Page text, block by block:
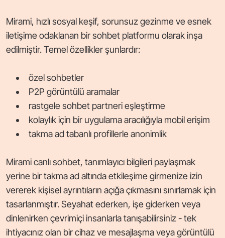
Mirami, hızlı sosyal keşif, sorunsuz gezinme ve esnek
iletişime odaklanan bir sohbet platformu olarak inşa
edilmiştir. Temel özellikler şunlardır:
özel sohbetler
P2P görüntülü aramalar
rastgele sohbet partneri eşleştirme
kolaylık için bir uygulama aracılığıyla mobil erişim
takma ad tabanlı profillerle anonimlik
Mirami canlı sohbet, tanımlayıcı bilgileri paylaşmak
yerine bir takma ad altında etkileşime girmenize izin
vererek kişisel ayrıntıların açığa çıkmasını sınırlamak için
tasarlanmıştır. Seyahat ederken, işe giderken veya
dinlenirken çevrimiçi insanlarla tanışabilirsiniz - tek
ihtiyacınız olan bir cihaz ve mesajlaşma veya görüntülü